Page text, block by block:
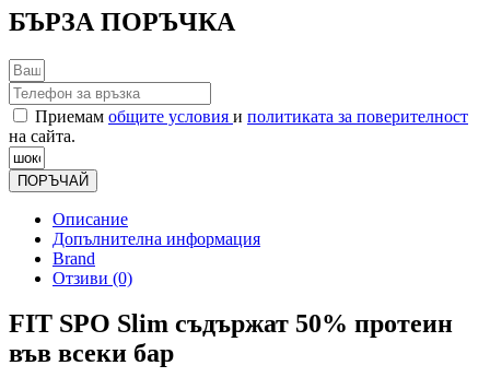
БЪРЗА ПОРЪЧКА
Приемам общите условия и политиката за поверителност
на сайта.
ПОРЪЧАЙ
Описание
Допълнителна информация
Brand
Отзиви (0)
FIT SPO Slim съдържат 50% протеин
във всеки бар